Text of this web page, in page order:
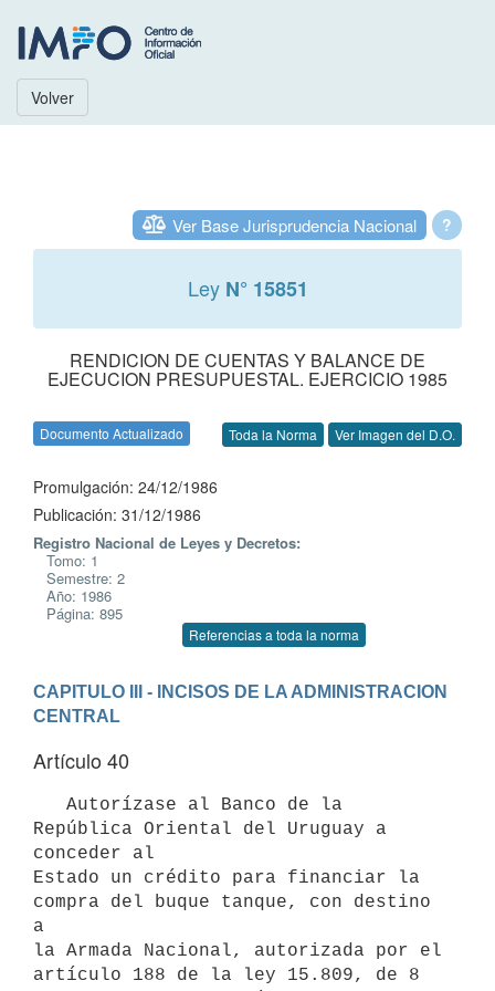
Volver
?
Ver Base Jurisprudencia Nacional
Ley N° 15851
RENDICION DE CUENTAS Y BALANCE DE
EJECUCION PRESUPUESTAL. EJERCICIO 1985
Documento Actualizado Toda la Norma Ver Imagen del D.O.
Promulgación: 24/12/1986
Publicación: 31/12/1986
Registro Nacional de Leyes y Decretos:
Tomo: 1
Semestre: 2
Año: 1986
Página: 895
Referencias a toda la norma
CAPITULO III - INCISOS DE LA ADMINISTRACION
CENTRAL
Artículo 40
República Oriental del Uruguay a
conceder al
Estado un crédito para financiar la
compra del buque tanque, con destino
a
la Armada Nacional, autorizada por el
artículo 188 de la ley 15.809, de 8